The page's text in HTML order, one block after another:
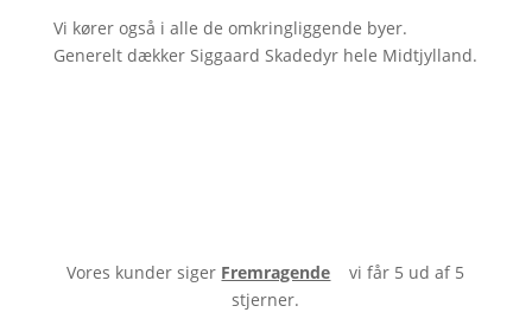
Vi kører også i alle de omkringliggende byer.
Generelt dækker Siggaard Skadedyr hele Midtjylland.
Vores kunder siger Fremragende
vi får 5 ud af 5
stjerner.